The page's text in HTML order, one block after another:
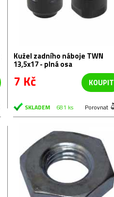
Kužel zadního náboje TWN
13,5x17 - plná osa
7 Kč KOUPIT
SKLADEM 681 ks Porovnat